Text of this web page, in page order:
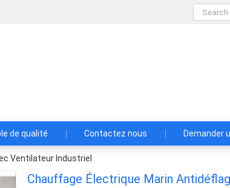
de qualité Contactez nous Demander
Ventilateur Industriel
Chauffage Électrique Marin